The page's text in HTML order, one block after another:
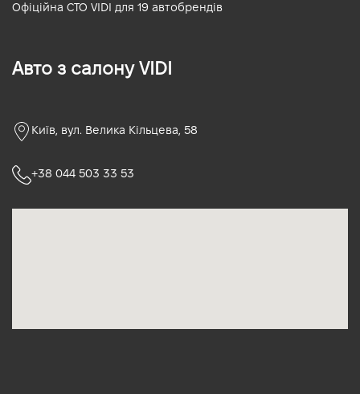
Офіційна СТО VIDI для 19 автобрендів
Авто з салону VIDI
Київ, вул. Велика Кільцева, 58
+38 044 503 33 53